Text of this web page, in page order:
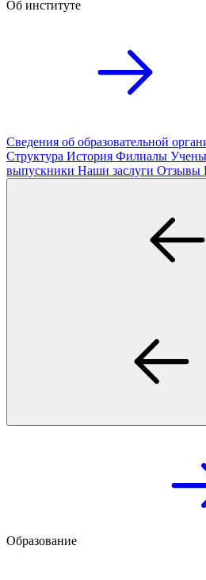
Об институте
Сведения об образовательной
Структура История Филиалы
выпускники Наши заслуги Отзывы
Образование